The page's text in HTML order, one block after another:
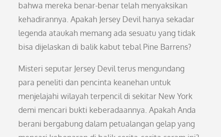
bahwa mereka benar-benar telah menyaksikan
kehadirannya. Apakah Jersey Devil hanya sekadar
legenda ataukah memang ada sesuatu yang tidak
bisa dijelaskan di balik kabut tebal Pine Barrens?
Misteri seputar Jersey Devil terus mengundang
para peneliti dan pencinta keanehan untuk
menjelajahi wilayah terpencil di sekitar New York
demi mencari bukti keberadaannya. Apakah Anda
berani bergabung dalam petualangan gelap yang